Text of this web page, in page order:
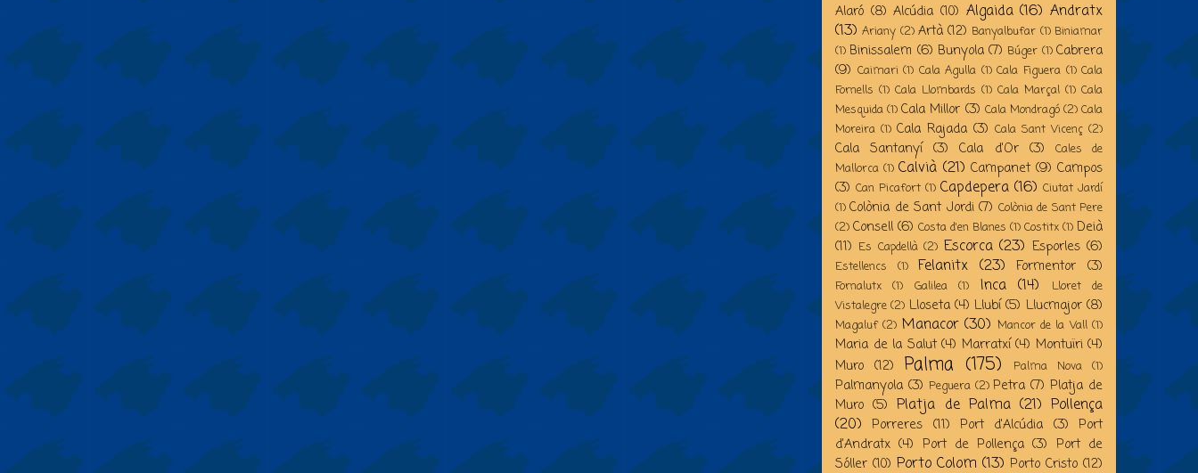
Alaró (8) Alcúdia (10) Algaida (16) Andratx
(13) Ariany (2) Artà (12) Banyalbufar (1) Biniamar
(1) Binissalem (6) Bunyola (7) Búger (1) Cabrera
(9) Caimari (1) Cala Agulla (1) Cala Figuera (1) Cala
Fornells (1) Cala Llombards (1) Cala Marçal (1) Cala
Mesquida (1) Cala Millor (3) Cala Mondragó (2) Cala
Moreira (1) Cala Rajada (3) Cala Sant Vicenç (2)
Cala Santanyí (3) Cala d'Or (3)
Cales de
Mallorca (1) Calvià (21) Campanet (9) Campos
(3) Can Picafort (1) Capdepera (16) Ciutat Jardí
(1) Colònia de Sant Jordi (7) Colònia de Sant Pere
(2) Consell (6) Costa d'en Blanes (1) Costitx (1) Deià
(11) Es Capdellà (2) Escorca (23) Esporles (6)
Estellencs (1) Felanitx (23) Formentor (3)
Fornalutx (1) Galilea (1) Inca (14)
Lloret de
Vistalegre (2) Lloseta (4) Llubí (5) Llucmajor (8)
Magaluf (2) Manacor (30) Mancor de la Vall (1)
Maria de la Salut (4) Marratxí (4) Montuïri (4)
Muro (12) Palma (175) Palma Nova (1)
Palmanyola (3) Peguera (2) Petra (7) Platja de
Muro (5) Platja de Palma (21) Pollença
(20) Porreres (11) Port d'Alcúdia (3) Port
d'Andratx (4) Port de Pollença (3) Port de
Sóller (10) Porto Colom (13) Porto Cristo (12)